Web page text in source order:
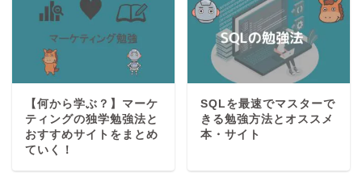
【何から学ぶ？】マーケ
ティングの独学勉強法と
おすすめサイトをまとめ
ていく！
SQLを最速でマスターで
きる勉強方法とオススメ
本・サイト